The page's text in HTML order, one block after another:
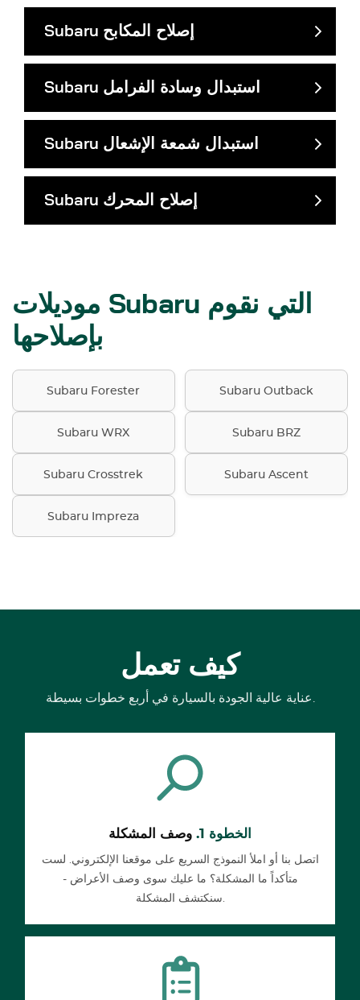
Subaru إصلاح المكابح
Subaru استبدال وسادة الفرامل
Subaru استبدال شمعة الإشعال
Subaru إصلاح المحرك
موديلات Subaru التي نقوم
بإصلاحها
Subaru Forester Subaru Outback
Subaru WRX Subaru BRZ
Subaru Crosstrek Subaru Ascent
Subaru Impreza
كيف تعمل
عناية عالية الجودة بالسيارة في أربع خطوات بسيطة.
الخطوة 1. وصف المشكلة
اتصل بنا أو املأ النموذج السريع على موقعنا الإلكتروني. لست
متأكداً ما المشكلة؟ ما عليك سوى وصف الأعراض -
سنكتشف المشكلة.